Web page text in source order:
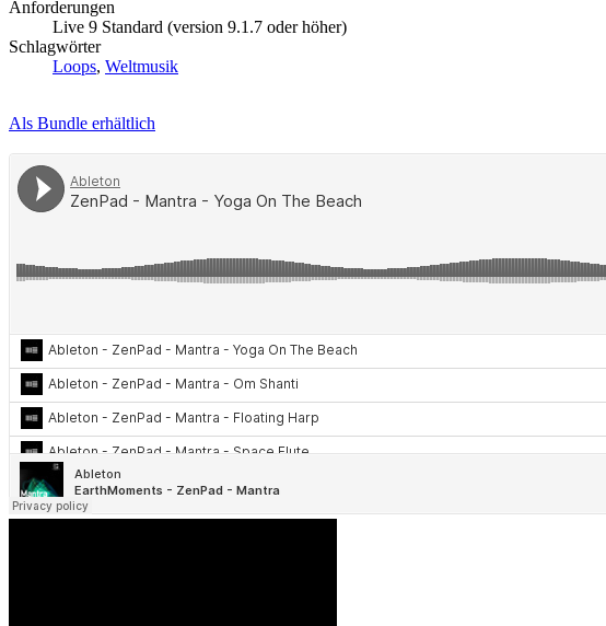
Anforderungen
Live 9 Standard (version 9.1.7 oder höher)
Schlagwörter
Loops, Weltmusik
Als Bundle erhältlich